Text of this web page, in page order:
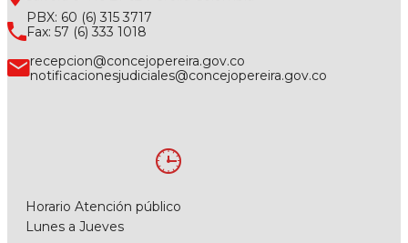
PBX: 60 (6) 315 3717
Fax: 57 (6) 333 1018
recepcion@concejopereira.gov.co
notificacionesjudiciales@concejopereira.gov.co
Horario Atención público
Lunes a Jueves